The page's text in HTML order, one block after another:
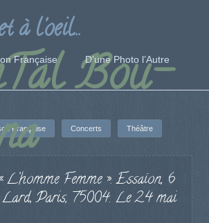
Bou-
à l'oeil...
Française
D’une Photo l’Autre
Française Concerts Théâtre
Femme ». Essaïon, 6
Paris, 75004. Le 24 mai